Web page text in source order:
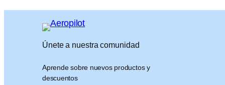
Únete a nuestra comunidad
Aprende sobre nuevos productos y
descuentos